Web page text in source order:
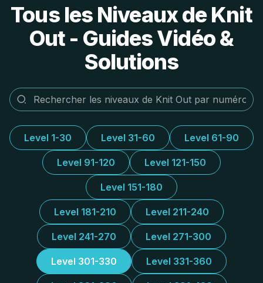
Tous les Niveaux de Knit
Out - Guides Vidéo &
Solutions
Level 1-30 Level 31-60 Level 61-90
Level 91-120 Level 121-150
Level 151-180
Level 181-210 Level 211-240
Level 241-270 Level 271-300
Level 301-330 Level 331-360